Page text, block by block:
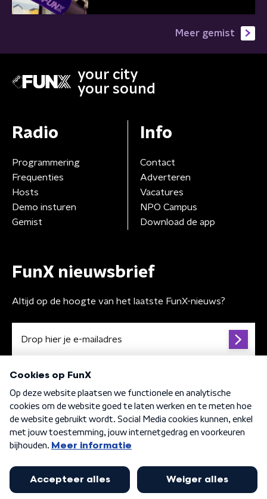
Meer gemist
your city
your sound
Radio
Programmering
Frequenties
Hosts
Demo insturen
Gemist
Info
Contact
Adverteren
Vacatures
NPO Campus
Download de app
FunX nieuwsbrief
Altijd op de hoogte van het laatste FunX-nieuws?
Algemene voorwaarden Privacybeleid